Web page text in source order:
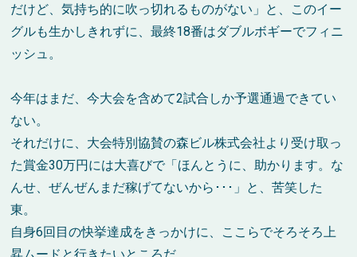
だけど、気持ち的に吹っ切れるものがない」と、このイー
グルも生かしきれずに、最終18番はダブルボギーでフィニ
ッシュ。
今年はまだ、今大会を含めて2試合しか予選通過できてい
ない。
それだけに、大会特別協賛の森ビル株式会社より受け取っ
た賞金30万円には大喜びで「ほんとうに、助かります。な
んせ、ぜんぜんまだ稼げてないから･･･」と、苦笑した
東。
自身6回目の快挙達成をきっかけに、ここらでそろそろ上
昇ムードと行きたいところだ。